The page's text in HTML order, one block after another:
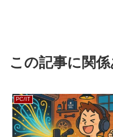
この記事に関
PC/IT